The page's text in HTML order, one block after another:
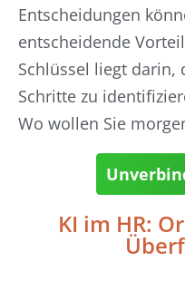
Entscheidungen
entscheidende
Schlüssel liegt darin,
Schritte zu
Wo wollen Sie
KI im HR: